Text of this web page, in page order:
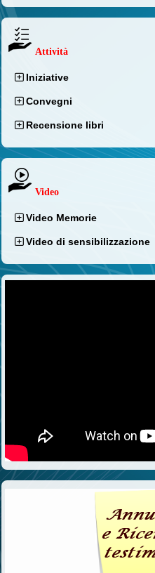
Attività
Iniziative
Convegni
Recensione libri
Video
Video Memorie
Video di sensibilizzazione